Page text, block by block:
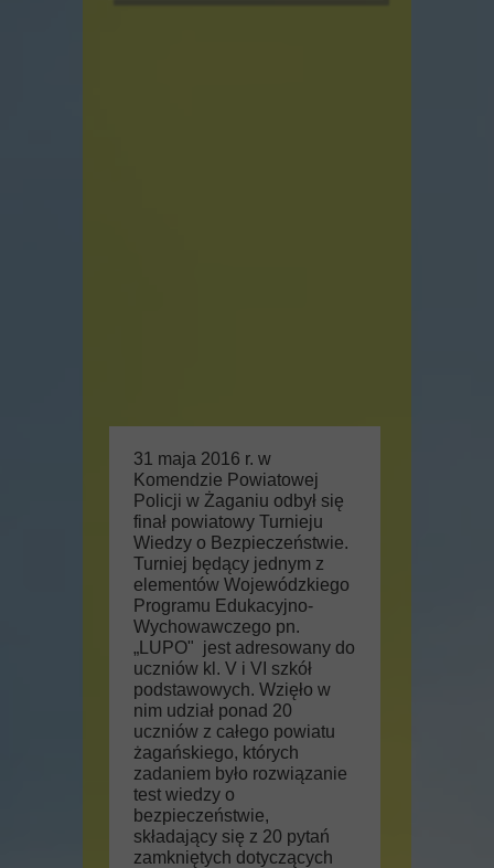
31 maja 2016 r. w
Komendzie Powiatowej
Policji w Żaganiu odbył się
finał powiatowy Turnieju
Wiedzy o Bezpieczeństwie.
Turniej będący jednym z
elementów Wojewódzkiego
Programu Edukacyjno-
Wychowawczego pn.
„LUPO" jest adresowany do
uczniów kl. V i VI szkół
podstawowych. Wzięło w
nim udział ponad 20
uczniów z całego powiatu
żagańskiego, których
zadaniem było rozwiązanie
test wiedzy o
bezpieczeństwie,
składający się z 20 pytań
zamkniętych dotyczących